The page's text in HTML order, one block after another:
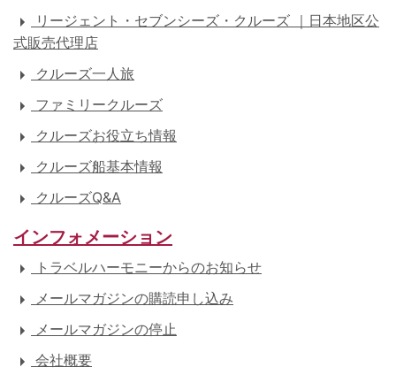
リージェント・セブンシーズ・クルーズ ｜日本地区公
式販売代理店
クルーズ一人旅
ファミリークルーズ
クルーズお役立ち情報
クルーズ船基本情報
クルーズQ&A
インフォメーション
トラベルハーモニーからのお知らせ
メールマガジンの購読申し込み
メールマガジンの停止
会社概要